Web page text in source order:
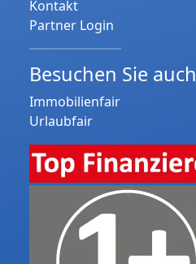
Kontakt
Partner Login
Besuchen Sie auch
Immobilienfair
Urlaubfair